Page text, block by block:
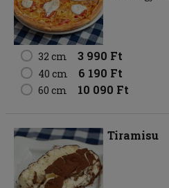
32 cm 3 990 Ft
40 cm 6 190 Ft
60 cm 10 090 Ft
Tiramisu